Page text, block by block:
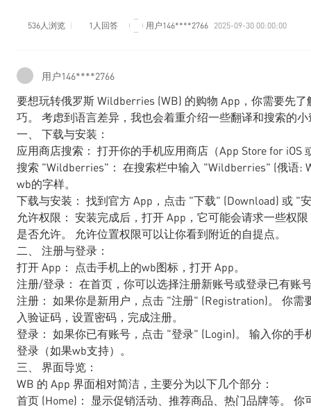
536人浏览 1人回答 用户146****2766 2025-09-30 00:00:00
用户146****2766
要想玩转俄罗斯 Wildberries (WB) 的购物 App，你需要先
巧。 考虑到语言差异，我也会着重介绍一些翻译和搜索的
一、 下载与安装：
应用商店搜索： 打开你的手机应用商店（App Store for iOS
搜索 "Wildberries"： 在搜索栏中输入 "Wildberries" (俄语:
wb的字样。
下载与安装： 找到官方 App，点击 "下载" (Download) 或 "
允许权限： 安装完成后，打开 App，它可能会请求一些权
是否允许。 允许位置权限可以让你看到附近的自提点。
二、 注册与登录：
打开 App： 点击手机上的wb图标，打开 App。
注册/登录： 在首页，你可以选择注册新账号或登录已有账
注册： 如果你是新用户，点击 "注册" (Registration)。 你
入验证码，设置密码，完成注册。
登录： 如果你已有账号，点击 "登录" (Login)。 输入你的
登录（如果wb支持）。
三、 界面导览：
WB 的 App 界面相对简洁，主要分为以下几个部分：
首页 (Home)： 显示促销活动、推荐商品、热门品牌等。